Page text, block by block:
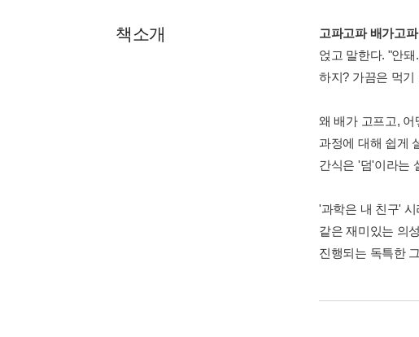
책소개 고파고파 배가고파
얹고 말한다. "안
하지? 가끔은 먹기
왜 배가 고프고,
과정에 대해 쉽게
간식은 '덤'이라는
'과학은 내 친구'
같은 재미있는 의
진행되는 독특한